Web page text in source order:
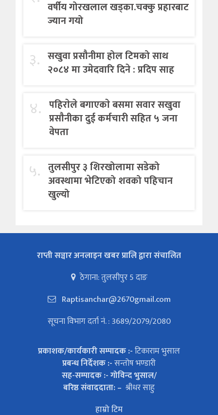
वर्षीय गोरखलाल खड्का.चक्कु प्रहारबाट
ज्यान गयो
३. सखुवा प्रसौनीमा होल टिमको साथ
२०८४ मा उमेदवारि दिने : प्रदिप साह
४. पहिराेले बगाएकाे बसमा सवार सखुवा
प्रसाैनीका दुई कर्मचारी सहित ५ जना
वेपता
५. तुलसीपुर ३ शिरखोलामा सडेको
अवस्थामा भेटिएको शवको पहिचान
खुल्यो
राप्ती सञ्चार अनलाइन खबर प्रालि द्वारा संचालित
ठेगाना: तुलसीपुर 5 दाङ
Raptisanchar@2670gmail.com
सूचना विभाग दर्ता नं. : 3689/2079/2080
प्रकाशक/कार्यकारी सम्पादक :-टिकाराम भुसाल
प्रबन्ध निर्देशक :-सन्तोष भण्डारी
सह-सम्पादक :- गोविन्द भुसाल/
बरिष्ठ संवाददाता: – श्रीधर साहु
हाम्रो टिम